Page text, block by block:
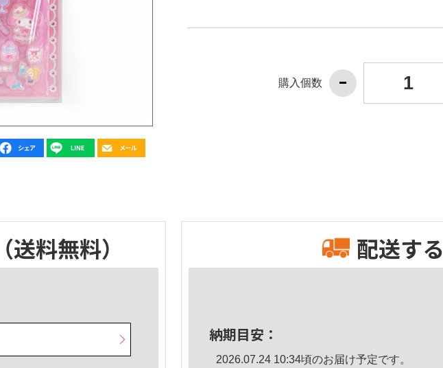
購入個数
（送料無料） 配送する
納期目安：
2026.07.24 10:34頃のお届け予定です。